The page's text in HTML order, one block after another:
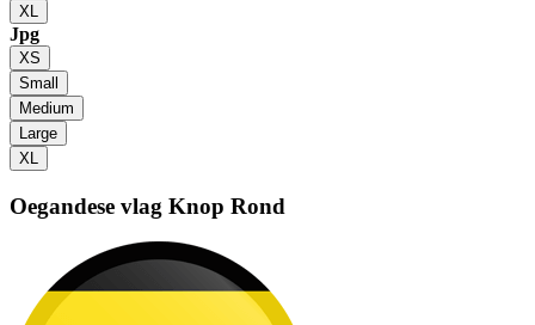
XL
Jpg
XS
Small
Medium
Large
XL
Oegandese vlag Knop Rond